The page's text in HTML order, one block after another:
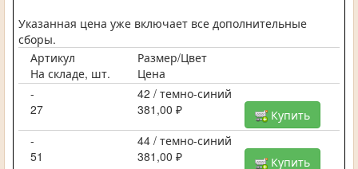
Указанная цена уже включает все дополнительные
сборы.
Артикул
Размер/Цвет
На складе, шт.
Цена
-
42 / темно-синий
27
381,00 ₽
Купить
-
44 / темно-синий
51
381,00 ₽
Купить